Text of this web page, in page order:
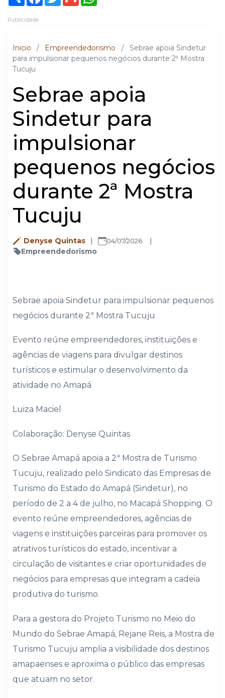
Publicidade
Inicio / Empreendedorismo /
Sebrae apoia Sindetur
para impulsionar pequenos negócios durante 2ª Mostra
Tucuju
Sebrae apoia
Sindetur para
impulsionar
pequenos negócios
durante 2ª Mostra
Tucuju
Denyse Quintas 04/07/2026
Empreendedorismo
Sebrae apoia Sindetur para impulsionar pequenos
negócios durante 2ª Mostra Tucuju
Evento reúne empreendedores, instituições e
agências de viagens para divulgar destinos
turísticos e estimular o desenvolvimento da
atividade no Amapá
Luiza Maciel
Colaboração: Denyse Quintas
O Sebrae Amapá apoia a 2ª Mostra de Turismo
Tucuju, realizado pelo Sindicato das Empresas de
Turismo do Estado do Amapá (Sindetur), no
período de 2 a 4 de julho, no Macapá Shopping. O
evento reúne empreendedores, agências de
viagens e instituições parceiras para promover os
atrativos turísticos do estado, incentivar a
circulação de visitantes e criar oportunidades de
negócios para empresas que integram a cadeia
produtiva do turismo.
Para a gestora do Projeto Turismo no Meio do
Mundo do Sebrae Amapá, Rejane Reis, a Mostra de
Turismo Tucuju amplia a visibilidade dos destinos
amapaenses e aproxima o público das empresas
que atuam no setor.